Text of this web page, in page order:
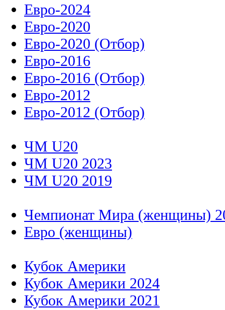
Евро-2024
Евро-2020
Евро-2020 (Отбор)
Евро-2016
Евро-2016 (Отбор)
Евро-2012
Евро-2012 (Отбор)
ЧМ U20
ЧМ U20 2023
ЧМ U20 2019
Чемпионат Мира (женщины)
Евро (женщины)
Кубок Америки
Кубок Америки 2024
Кубок Америки 2021